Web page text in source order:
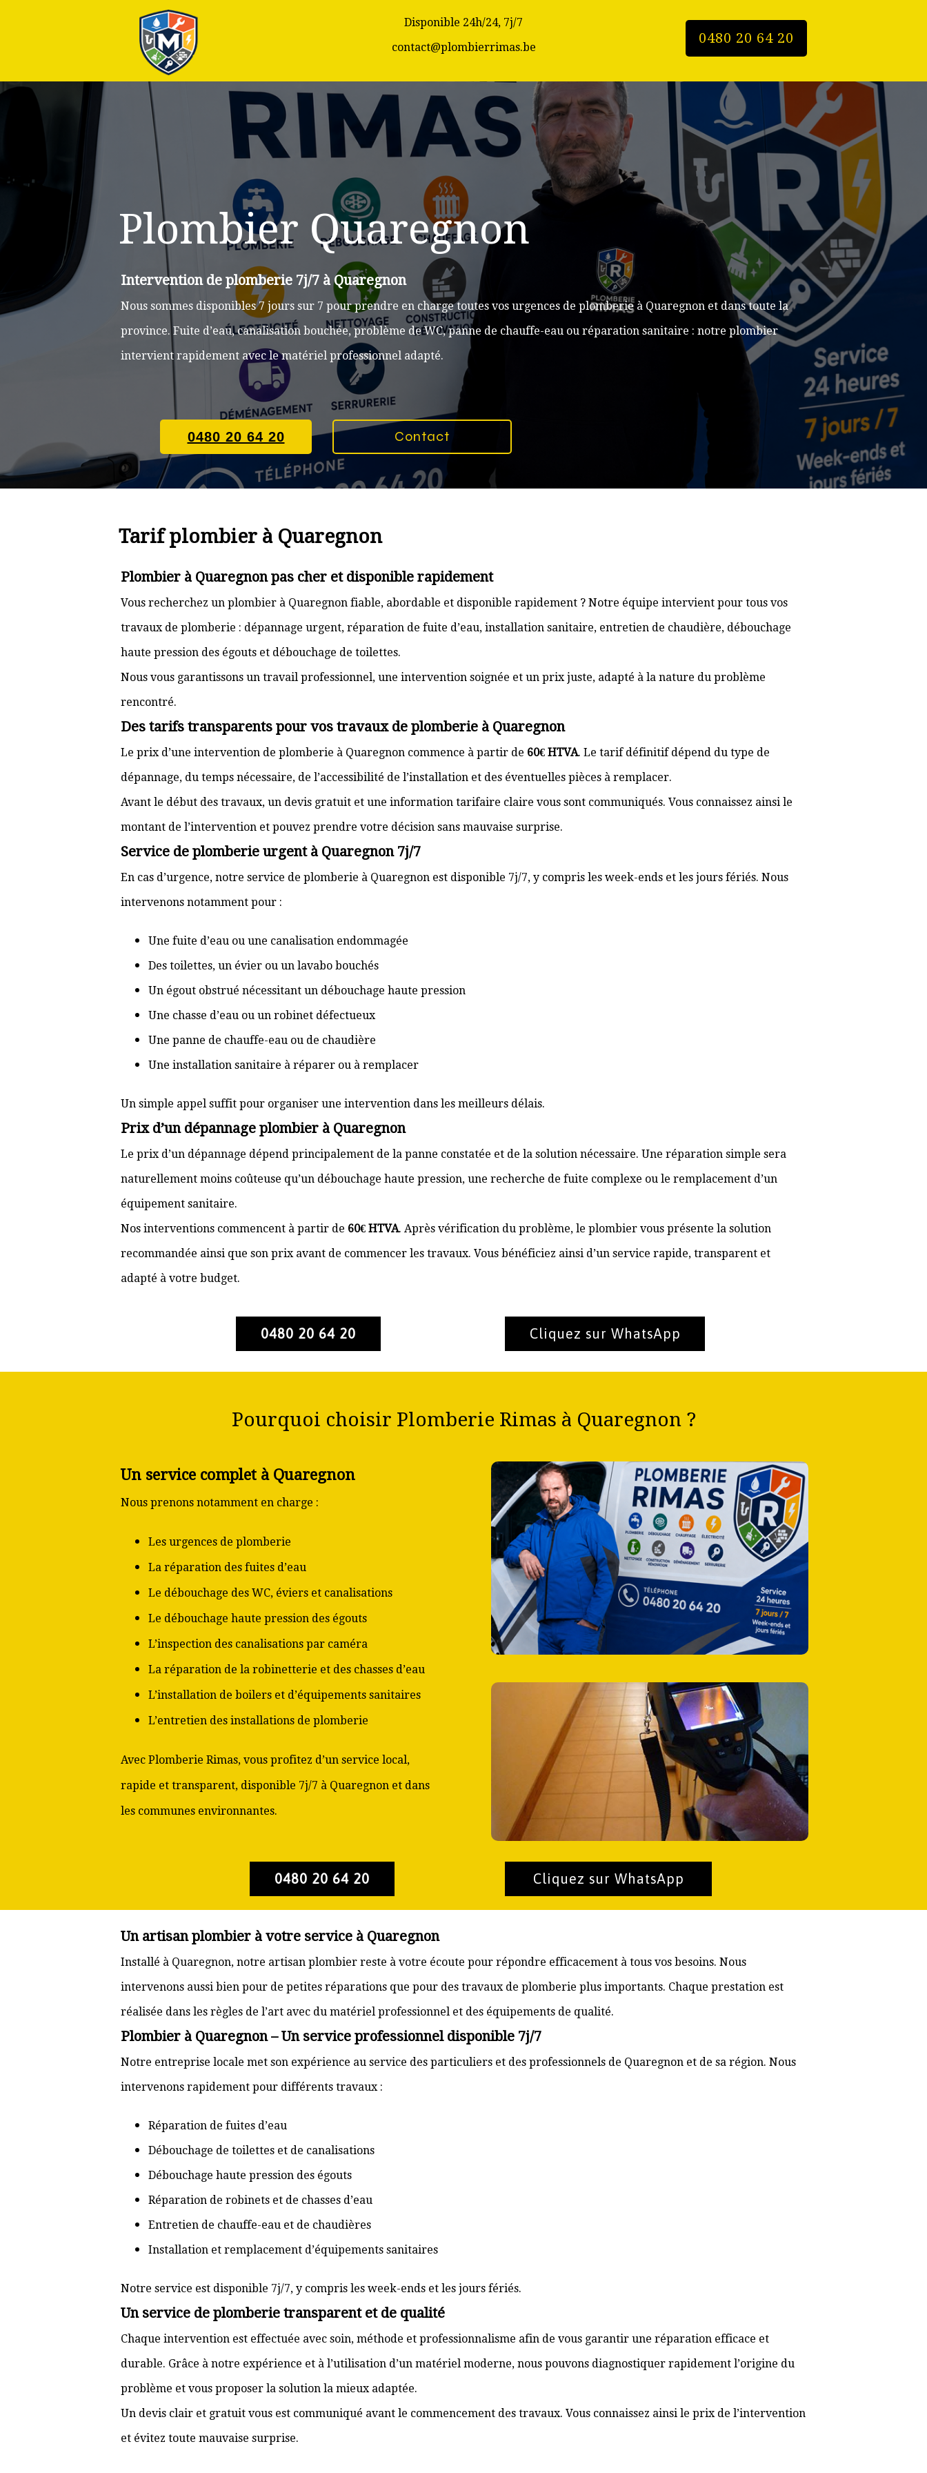
0480 20 64 20
Disponible 24h/24, 7j/7
contact@plombierrimas.be
Plombier Quaregnon
Intervention de plomberie 7j/7 à Quaregnon
Nous sommes disponibles 7 jours sur 7 pour prendre en charge toutes vos urgences de plomberie à Quaregnon et dans toute la
province. Fuite d’eau, canalisation bouchée, problème de WC, panne de chauffe-eau ou réparation sanitaire : notre plombier
intervient rapidement avec le matériel professionnel adapté.
0480 20 64 20 Contact
Tarif plombier à Quaregnon
Plombier à Quaregnon pas cher et disponible rapidement
Vous recherchez un plombier à Quaregnon fiable, abordable et disponible rapidement ? Notre équipe intervient pour tous vos
travaux de plomberie : dépannage urgent, réparation de fuite d’eau, installation sanitaire, entretien de chaudière, débouchage
haute pression des égouts et débouchage de toilettes.
Nous vous garantissons un travail professionnel, une intervention soignée et un prix juste, adapté à la nature du problème
rencontré.
Des tarifs transparents pour vos travaux de plomberie à Quaregnon
Le prix d’une intervention de plomberie à Quaregnon commence à partir de 60€ HTVA. Le tarif définitif dépend du type de
dépannage, du temps nécessaire, de l’accessibilité de l’installation et des éventuelles pièces à remplacer.
Avant le début des travaux, un devis gratuit et une information tarifaire claire vous sont communiqués. Vous connaissez ainsi le
montant de l’intervention et pouvez prendre votre décision sans mauvaise surprise.
Service de plomberie urgent à Quaregnon 7j/7
En cas d’urgence, notre service de plomberie à Quaregnon est disponible 7j/7, y compris les week-ends et les jours fériés. Nous
intervenons notamment pour :
Une fuite d’eau ou une canalisation endommagée
Des toilettes, un évier ou un lavabo bouchés
Un égout obstrué nécessitant un débouchage haute pression
Une chasse d’eau ou un robinet défectueux
Une panne de chauffe-eau ou de chaudière
Une installation sanitaire à réparer ou à remplacer
Un simple appel suffit pour organiser une intervention dans les meilleurs délais.
Prix d’un dépannage plombier à Quaregnon
Le prix d’un dépannage dépend principalement de la panne constatée et de la solution nécessaire. Une réparation simple sera
naturellement moins coûteuse qu’un débouchage haute pression, une recherche de fuite complexe ou le remplacement d’un
équipement sanitaire.
Nos interventions commencent à partir de 60€ HTVA. Après vérification du problème, le plombier vous présente la solution
recommandée ainsi que son prix avant de commencer les travaux. Vous bénéficiez ainsi d’un service rapide, transparent et
adapté à votre budget.
0480 20 64 20 Cliquez sur WhatsApp
Pourquoi choisir Plomberie Rimas à Quaregnon ?
Un service complet à Quaregnon
Nous prenons notamment en charge :
Les urgences de plomberie
La réparation des fuites d’eau
Le débouchage des WC, éviers et canalisations
Le débouchage haute pression des égouts
L’inspection des canalisations par caméra
La réparation de la robinetterie et des chasses d’eau
L’installation de boilers et d’équipements sanitaires
L’entretien des installations de plomberie
Avec Plomberie Rimas, vous profitez d’un service local,
rapide et transparent, disponible 7j/7 à Quaregnon et dans
les communes environnantes.
0480 20 64 20 Cliquez sur WhatsApp
Un artisan plombier à votre service à Quaregnon
Installé à Quaregnon, notre artisan plombier reste à votre écoute pour répondre efficacement à tous vos besoins. Nous
intervenons aussi bien pour de petites réparations que pour des travaux de plomberie plus importants. Chaque prestation est
réalisée dans les règles de l’art avec du matériel professionnel et des équipements de qualité.
Plombier à Quaregnon – Un service professionnel disponible 7j/7
Notre entreprise locale met son expérience au service des particuliers et des professionnels de Quaregnon et de sa région. Nous
intervenons rapidement pour différents travaux :
Réparation de fuites d’eau
Débouchage de toilettes et de canalisations
Débouchage haute pression des égouts
Réparation de robinets et de chasses d’eau
Entretien de chauffe-eau et de chaudières
Installation et remplacement d’équipements sanitaires
Notre service est disponible 7j/7, y compris les week-ends et les jours fériés.
Un service de plomberie transparent et de qualité
Chaque intervention est effectuée avec soin, méthode et professionnalisme afin de vous garantir une réparation efficace et
durable. Grâce à notre expérience et à l’utilisation d’un matériel moderne, nous pouvons diagnostiquer rapidement l’origine du
problème et vous proposer la solution la mieux adaptée.
Un devis clair et gratuit vous est communiqué avant le commencement des travaux. Vous connaissez ainsi le prix de l’intervention
et évitez toute mauvaise surprise.